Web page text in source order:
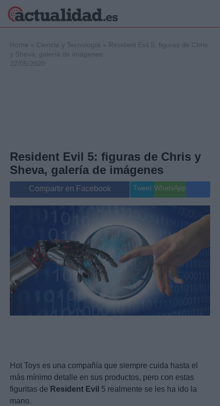
Internacional
Viajes
Gente
Musica
Home » Ciencia y Tecnología » Resident Evil 5: figuras de Chris
y Sheva, galería de imágenes
22/05/2020
Resident Evil 5: figuras de Chris y
Sheva, galería de imágenes
Compartir en Facebook Tweet WhatsApp
Hot Toys es una compañía que siempre cuida hasta el
más mínimo detalle en sus productos, pero con estas
figuritas de Resident Evil 5 realmente se les ha ido la
mano.